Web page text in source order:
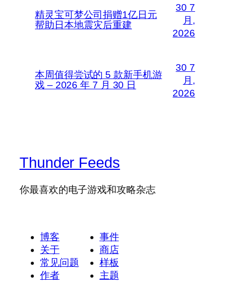
精灵宝可梦公司捐赠1亿日元
帮助日本地震灾后重建
30 7
月,
2026
本周值得尝试的 5 款新手机游
戏 – 2026 年 7 月 30 日
30 7
月,
2026
Thunder Feeds
你最喜欢的电子游戏和攻略杂志
博客
关于
常见问题
作者
事件
商店
样板
主题